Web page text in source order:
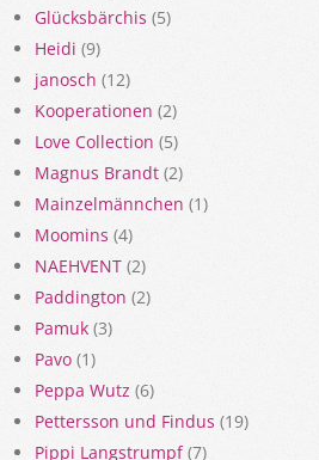
Glücksbärchis (5)
Heidi (9)
janosch (12)
Kooperationen (2)
Love Collection (5)
Magnus Brandt (2)
Mainzelmännchen (1)
Moomins (4)
NAEHVENT (2)
Paddington (2)
Pamuk (3)
Pavo (1)
Peppa Wutz (6)
Pettersson und Findus (19)
Pippi Langstrumpf(7)